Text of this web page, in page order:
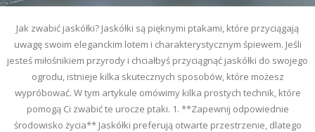
Jak zwabić jaskółki? Jaskółki są pięknymi ptakami, które przyciągają
uwagę swoim eleganckim lotem i charakterystycznym śpiewem. Jeśli
jesteś miłośnikiem przyrody i chciałbyś przyciągnąć jaskółki do swojego
ogrodu, istnieje kilka skutecznych sposobów, które możesz
wypróbować. W tym artykule omówimy kilka prostych technik, które
pomogą Ci zwabić te urocze ptaki. 1. **Zapewnij odpowiednie
środowisko życia** Jaskółki preferują otwarte przestrzenie, dlatego